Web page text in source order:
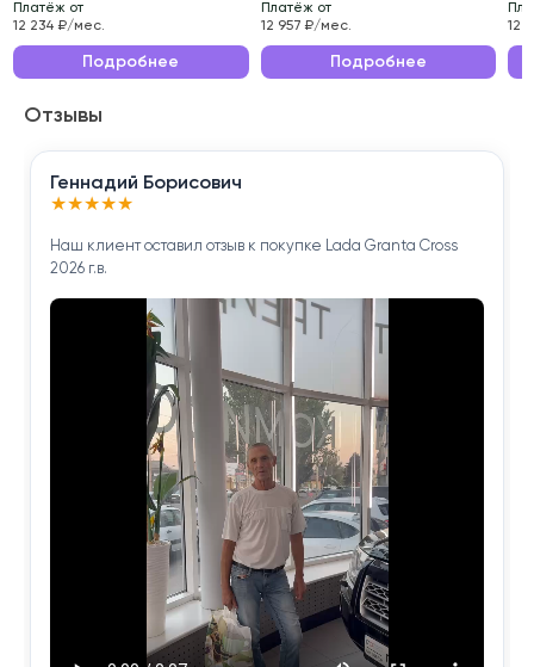
проверено нашими специалистами.
Эксплуатационные характеристики данного
ежедневных поездок по городу и длительных
путешествий.
Приобретая Geely Atlas Pro 2022 года , вы
повседневных задач.
Платёж от
12 234 ₽/мес.
Подробнее
Платёж от
12 957 ₽/мес.
Подробнее
12
Отзывы
Геннадий Борисович
★★★★★
Наш клиент оставил отзыв к покупке Lada Granta Cross
2026 г.в.